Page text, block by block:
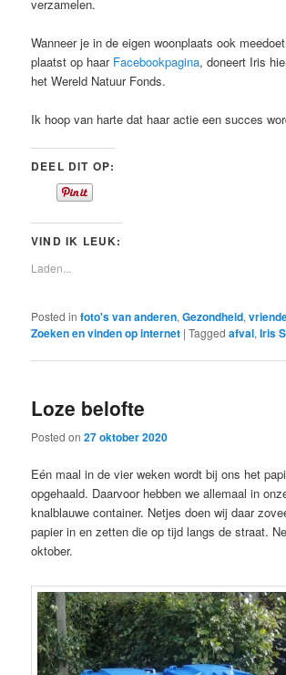
verzamelen.
Wanneer je in de eigen woonplaats ook
plaatst op haar Facebookpagina, doneert Iris
het Wereld Natuur Fonds.
Ik hoop van harte dat haar actie een succes
DEEL DIT OP:
VIND IK LEUK:
Laden...
Posted in foto's van anderen,Gezondheid,
Zoeken en vinden op internet |Tagged afval,Iris
Loze belofte
Posted on27 oktober 2020
Eén maal in de vier weken wordt bij ons het
opgehaald. Daarvoor hebben we allemaal in
knalblauwe container. Netjes doen wij daar
papier in en zetten die op tijd langs de straat.
oktober.